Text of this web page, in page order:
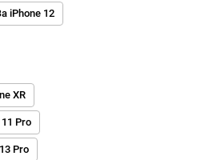
iPhone 12
XR
Pro
Pro